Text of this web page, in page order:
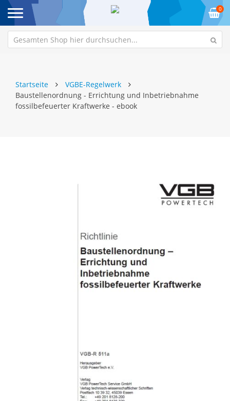
0
Startseite
VGBE-Regelwerk
Baustellenordnung - Errichtung und Inbetriebnahme
fossilbefeuerter Kraftwerke - ebook